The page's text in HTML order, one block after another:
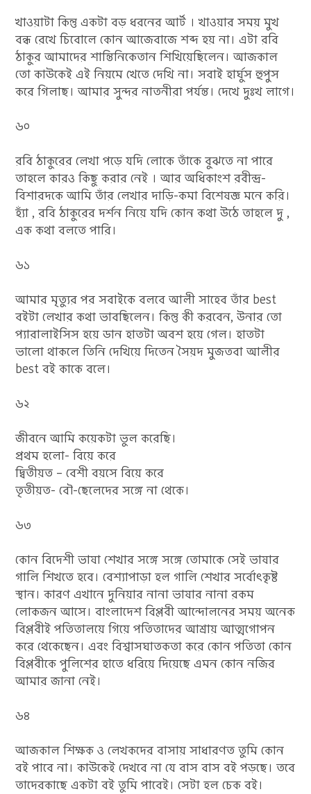
খাওয়াটা কিন্তু একটা বড় ধরনের আর্ট । খাওয়ার সময় মুখ
বন্ধ রেখে চিবোলে কোন আজেবাজে শব্দ হয় না। এটা রবি
ঠাকুর আমাদের শান্তিনিকেতান শিখিয়েছিলেন। আজকাল
তো কাউকেই এই নিয়মে খেতে দেখি না। সবাই হার্ঘুস হুপুস
করে গিলাছ। আমার সুন্দর নাতনীরা পর্যন্ত। দেখে দুঃখ লাগে।
৬০
রবি ঠাকুরের লেখা পড়ে যদি লোকে তাঁকে বুঝতে না পারে
তাহলে কারও কিছু করার নেই । আর অধিকাংশ রবীন্দ্র-
বিশারদকে আমি তাঁর লেখার দাড়ি-কমা বিশেষজ্ঞ মনে করি।
হ্যাঁ , রবি ঠাকুরের দর্শন নিয়ে যদি কোন কথা উঠে তাহলে দু ,
এক কথা বলতে পারি।
৬১
আমার মৃত্যুর পর সবাইকে বলবে আলী সাহেব তাঁর best
বইটা লেখার কথা ভাবছিলেন। কিন্তু কী করবেন, উনার তো
প্যারালাইসিস হয়ে ডান হাতটা অবশ হয়ে গেল। হাতটা
ভালো থাকলে তিনি দেখিয়ে দিতেন সৈয়দ মুজতবা আলীর
best বই কাকে বলে।
৬২
জীবনে আমি কয়েকটা ভুল করেছি।
প্রথম হলো- বিয়ে করে
দ্বিতীয়ত – বেশী বয়সে বিয়ে করে
তৃতীয়ত- বৌ-ছেলেদের সঙ্গে না থেকে।
৬৩
কোন বিদেশী ভাষা শেখার সঙ্গে সঙ্গে তোমাকে সেই ভাষার
গালি শিখতে হবে। বেশ্যাপাড়া হল গালি শেখার সর্বোৎকৃষ্ট
স্থান। কারণ এখানে দুনিয়ার নানা ভাষার নানা রকম
লোকজন আসে। বাংলাদেশ বিপ্লবী আন্দোলনের সময় অনেক
বিপ্লবীই পতিতালয়ে গিয়ে পতিতাদের আশ্রায় আত্মগোপন
করে থেকেছেন। এবং বিশ্বাসঘাতকতা করে কোন পতিতা কোন
বিপ্লবীকে পুলিশের হাতে ধরিয়ে দিয়েছে এমন কোন নজির
আমার জানা নেই।
৬৪
আজকাল শিক্ষক ও লেখকদের বাসায় সাধারণত তুমি কোন
বই পাবে না। কাউকেই দেখবে না যে বাস বাস বই পড়ছে। তবে
তাদেরকাছে একটা বই তুমি পাবেই। সেটা হল চেক বই।